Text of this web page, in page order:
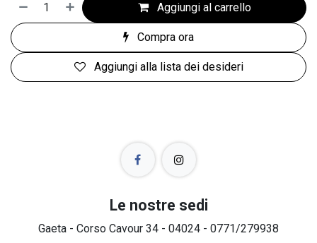
Aggiungi al carrello
Compra ora
Aggiungi alla lista dei desideri
Le nostre sedi
Gaeta - Corso Cavour 34 - 04024 - 0771/279938